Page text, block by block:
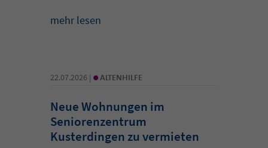
mehr lesen
22.07.2026 | • ALTENHILFE
Neue Wohnungen im
Seniorenzentrum
Kusterdingen zu vermieten